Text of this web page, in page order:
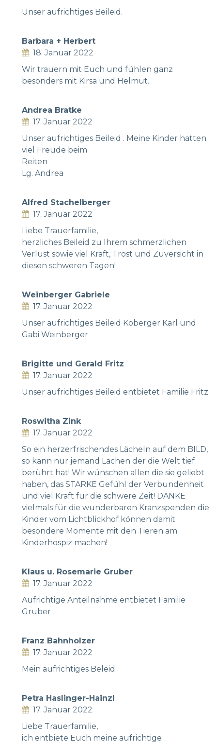
Unser aufrichtiges Beileid.
Barbara + Herbert
18. Januar 2022
Wir trauern mit Euch und fühlen ganz
besonders mit Kirsa und Helmut.
Andrea Bratke
17. Januar 2022
Unser aufrichtiges Beileid . Meine Kinder hatten
viel Freude beim
Reiten
Lg. Andrea
Alfred Stachelberger
17. Januar 2022
Liebe Trauerfamilie,
herzliches Beileid zu Ihrem schmerzlichen
Verlust sowie viel Kraft, Trost und Zuversicht in
diesen schweren Tagen!
Weinberger Gabriele
17. Januar 2022
Unser aufrichtiges Beileid Koberger Karl und
Gabi Weinberger
Brigitte und Gerald Fritz
17. Januar 2022
Unser aufrichtiges Beileid entbietet Familie Fritz
Roswitha Zink
17. Januar 2022
So ein herzerfrischendes Lächeln auf dem BILD,
so kann nur jemand Lachen der die Welt tief
berührt hat! Wir wünschen allen die sie geliebt
haben, das STARKE Gefühl der Verbundenheit
und viel Kraft für die schwere Zeit! DANKE
vielmals für die wunderbaren Kranzspenden die
Kinder vom Lichtblickhof können damit
besondere Momente mit den Tieren am
Kinderhospiz machen!
Klaus u. Rosemarie Gruber
17. Januar 2022
Aufrichtige Anteilnahme entbietet Familie
Gruber
Franz Bahnholzer
17. Januar 2022
Mein aufrichtiges Beleid
Petra Haslinger-Hainzl
17. Januar 2022
Liebe Trauerfamilie,
ich entbiete Euch meine aufrichtige